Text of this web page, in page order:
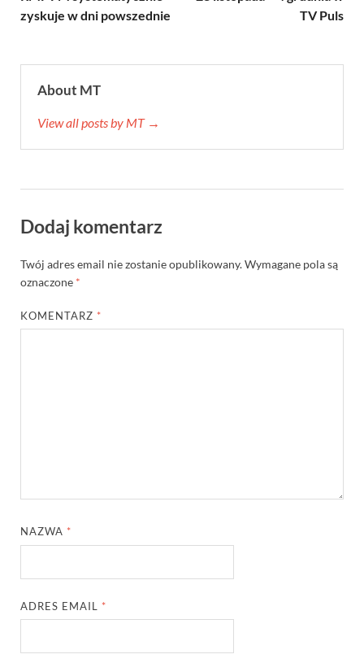
zyskuje w dni powszednie
TV Puls
About MT
View all posts by MT →
Dodaj komentarz
Twój adres email nie zostanie opublikowany.Wymagane pola są
oznaczone *
KOMENTARZ *
NAZWA *
ADRES EMAIL *